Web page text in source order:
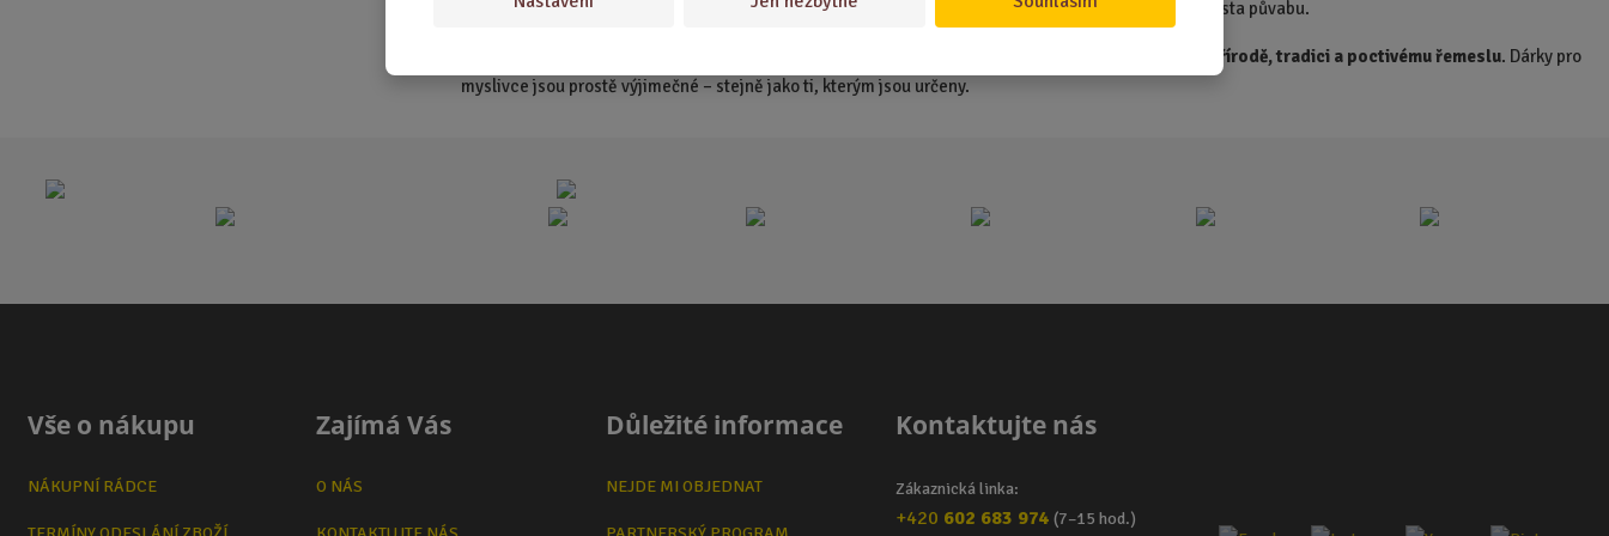
s láskou k přírodě. Od hrnečků a doplňků až po jemnější dekorace – protože i v zelené může být spousta půvabu.
respekt k přírodě, tradici a poctivému řemeslu. Dárky pro
myslivce jsou prostě výjimečné – stejně jako ti, kterým jsou určeny.
Vše o nákupu
NÁKUPNÍ RÁDCE
Zajímá Vás
O NÁS
Důležité informace
NEJDE MI OBJEDNAT
Kontaktujte nás
Zákaznická linka:
+420 602 683 974 (7–15 hod.)